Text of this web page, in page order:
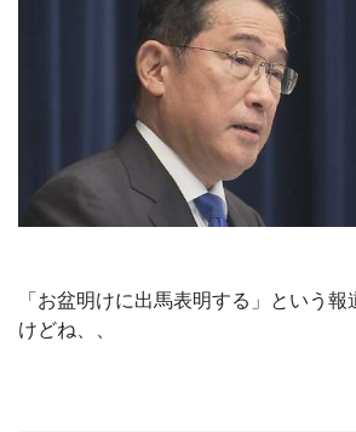
「お盆明けに出馬表明する」という
けどね、、